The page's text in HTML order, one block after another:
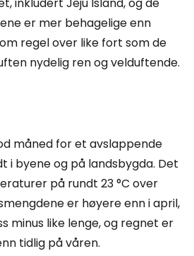
er mer behagelige enn
regel over like fort som de
nydelig ren og velduftende.
måned for et avslappende
i byene og på landsbygda. Det
på rundt 23 °C over
er høyere enn i april,
minus like lenge, og regnet er
tidlig på våren.